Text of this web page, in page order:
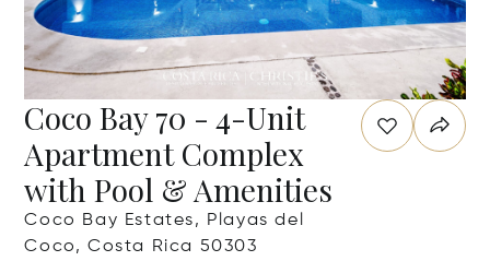
Coco Bay 70 - 4-Unit
Apartment Complex
with Pool & Amenities
Coco Bay Estates, Playas del
Coco, Costa Rica 50303